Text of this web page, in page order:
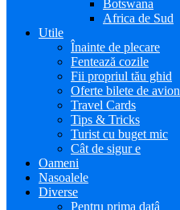
Botswana
Africa de Sud
Utile
Înainte de plecare
Fentează cozile
Fii propriul tău ghid
Oferte bilete de avion
Travel Cards
Tips & Tricks
Turist cu buget mic
Cât de sigur e
Oameni
Nasoalele
Diverse
Pentru prima datâ